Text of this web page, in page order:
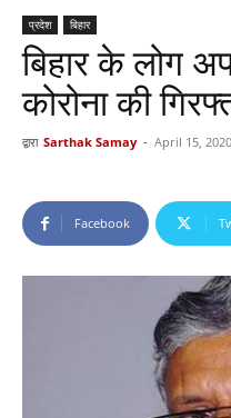
प्रदेश बिहार
बिहार के लोग
कोरोना की
द्वारा Sarthak Samay - April 15, 2020
Facebook